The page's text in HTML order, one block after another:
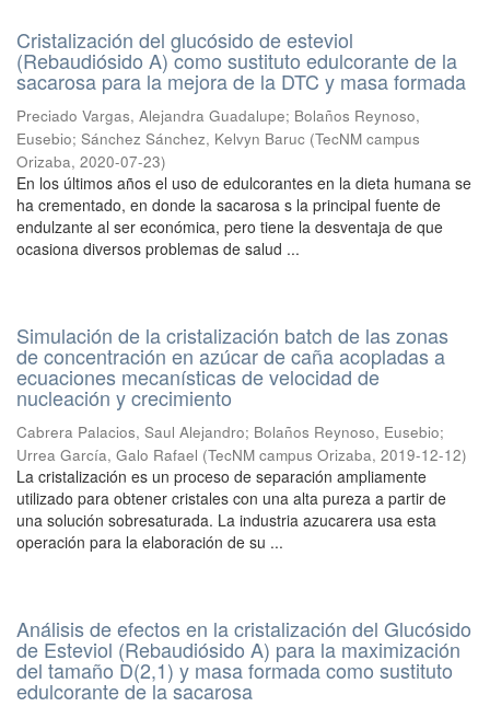
Cristalización del glucósido de esteviol
(Rebaudiósido A) como sustituto edulcorante de la
sacarosa para la mejora de la DTC y masa formada
Preciado Vargas, Alejandra Guadalupe; Bolaños Reynoso,
Eusebio; Sánchez Sánchez, Kelvyn Baruc (TecNM campus
Orizaba, 2020-07-23)
En los últimos años el uso de edulcorantes en la dieta humana se
ha crementado, en donde la sacarosa s la principal fuente de
endulzante al ser económica, pero tiene la desventaja de que
ocasiona diversos problemas de salud ...
Simulación de la cristalización batch de las zonas
de concentración en azúcar de caña acopladas a
ecuaciones mecanísticas de velocidad de
nucleación y crecimiento
Cabrera Palacios, Saul Alejandro; Bolaños Reynoso, Eusebio;
Urrea García, Galo Rafael (TecNM campus Orizaba, 2019-12-12)
La cristalización es un proceso de separación ampliamente
utilizado para obtener cristales con una alta pureza a partir de
una solución sobresaturada. La industria azucarera usa esta
operación para la elaboración de su ...
Análisis de efectos en la cristalización del Glucósido
de Esteviol (Rebaudiósido A) para la maximización
del tamaño D(2,1) y masa formada como sustituto
edulcorante de la sacarosa